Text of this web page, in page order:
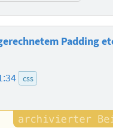
Padding
css